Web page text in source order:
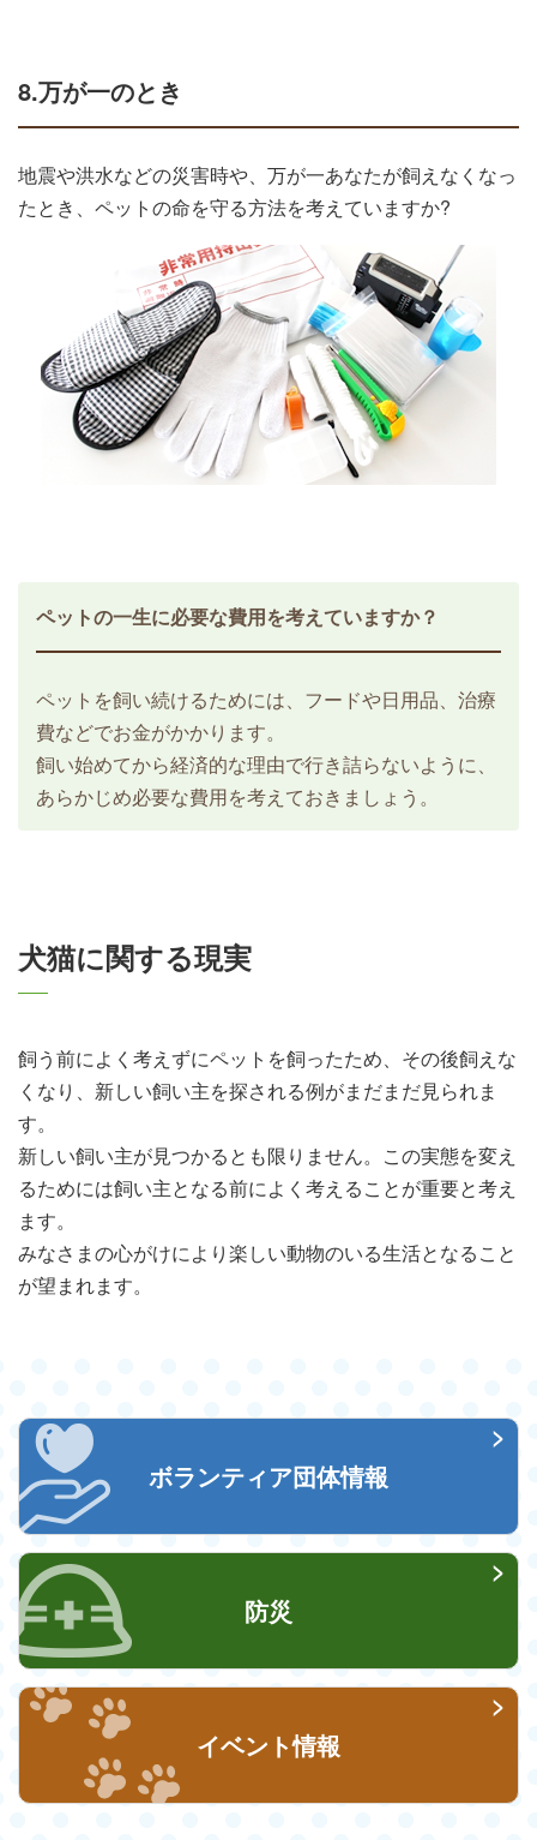
8.万が一のとき
地震や洪水などの災害時や、万が一あなたが飼えなくなっ
たとき、ペットの命を守る方法を考えていますか?
ペットの一生に必要な費用を考えていますか？
ペットを飼い続けるためには、フードや日用品、治療
費などでお金がかかります。
飼い始めてから経済的な理由で行き詰らないように、
あらかじめ必要な費用を考えておきましょう。
犬猫に関する現実
飼う前によく考えずにペットを飼ったため、その後飼えな
くなり、新しい飼い主を探される例がまだまだ見られま
す。
新しい飼い主が見つかるとも限りません。この実態を変え
るためには飼い主となる前によく考えることが重要と考え
ます。
みなさまの心がけにより楽しい動物のいる生活となること
が望まれます。
ボランティア団体情報
防災
イベント情報